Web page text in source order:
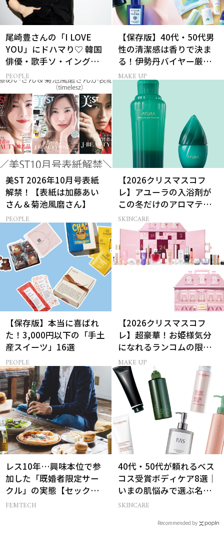
尾崎豊さんの「I LOVE
YOU」にドハマり♡ 韓国
俳優・歌手ソ・イングク
さんの音楽がすべての人
生って？
PEOPLE
【保存版】40代・50代男
性の清潔感は香りで決ま
る！伊勢丹バイヤー厳選
フレグランス15選
MAKE UP
美ST 2026年10月号表紙
解禁！【表紙は加藤あい
さん＆菊池風磨さん】
PEOPLE
【2026クリスマスコフ
レ】アユーラの入浴剤が
この冬だけのアロマティ
ックハーブの香りに
SKINCARE
【保存版】本当に喜ばれ
た！3,000円以下の「手土
産スイーツ」16選
PEOPLE
【2026クリスマスコフ
レ】超豪華！お姫様気分
になれるランコムの限定
コスメキット
MAKE UP
レス10年…興味本位で参
加した「既婚者限定サー
クル」の実態【セックス
レス AND THE CITY -女た
FEMTECH
40代・50代が頼れるベス
コス受賞ボディケア8選｜
いまの肌悩みで選ぶ名品
まとめ
SKINCARE
Recommended by